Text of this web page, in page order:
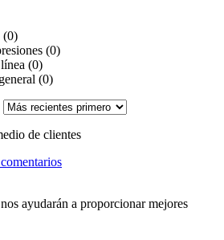
(0)
(0)
(0)
(0)
de clientes
ayudarán a proporcionar mejores